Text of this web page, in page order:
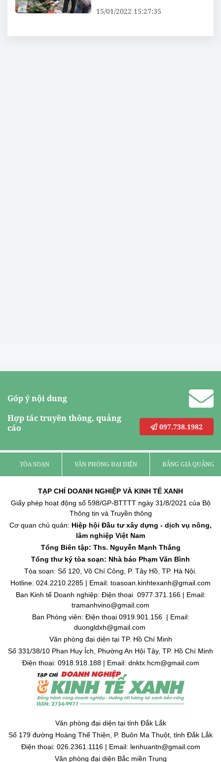
15/01/2022 15:27:35
Góp ý nội dung
Hợp tác truyền thông, quảng
cáo
097.738.1982
TÒA SOẠN VĂN PHÒNG ĐẠI DIỆN BẢNG GIÁ QUẢNG
TẠP CHÍ DOANH NGHIỆP VÀ KINH TẾ XANH
Giấy phép hoạt động số 598/GP-BTTTT ngày 31/8/2021 của Bộ
Thông tin và Truyền thông
Cơ quan chủ quản: Hiệp hội Đầu tư xây dựng - dịch vụ nông,
lâm nghiệp Việt Nam
Tổng Biên tập: Ths. Nguyễn Mạnh Thắng
Tổng thư ký tòa soạn: Nhà báo Phạm Văn Bình
Tòa soạn: Số 120, Võ Chí Công, P. Tây Hồ, TP. Hà Nội.
Hotline: 024.2210.2285 | Email: toasoan.kinhtexanh@gmail.com
Ban Kinh tế Doanh nghiệp: Điện thoại 0977.371.166 | Email:
tramanhvino@gmail.com
Ban Phóng viên: Điện thoại 0919.901.156 | Email:
duongldxh@gmail.com
Văn phòng đại diện tại TP. Hồ Chí Minh
Số 331/38/10 Phan Huy Ích, Phường An Hội Tây, TP. Hồ Chí Minh
Điện thoại: 0918.918.188 | Email: dnktx.hcm@gmail.com
Văn phòng đại diện tại tỉnh Đắk Lắk
Số 179 đường Hoàng Thế Thiện, P. Buôn Ma Thuột, tỉnh Đắk Lắk
Điện thoại: 026.2361.1116 | Email: lenhuantn@gmail.com
Văn phòng đại diện Bắc miền Trung